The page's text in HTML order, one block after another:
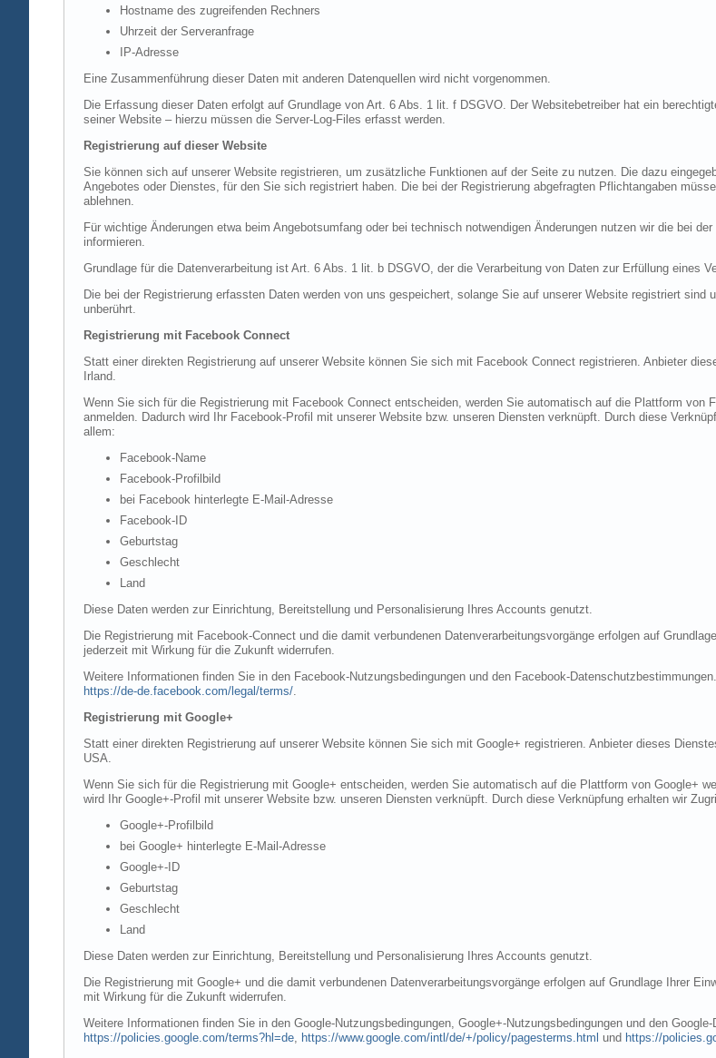
Hostname des zugreifenden Rechners
Uhrzeit der Serveranfrage
IP-Adresse
Eine Zusammenführung dieser Daten mit anderen Datenquellen wird nicht vorgenommen.
Die Erfassung dieser Daten erfolgt auf Grundlage von Art. 6 Abs. 1 lit. f DSGVO. Der Websitebetreiber hat ein
seiner Website – hierzu müssen die Server-Log-Files erfasst werden.
Registrierung auf dieser Website
Sie können sich auf unserer Website registrieren, um zusätzliche Funktionen auf der Seite zu nutzen. Die dazu
Angebotes oder Dienstes, für den Sie sich registriert haben. Die bei der Registrierung abgefragten Pflichtangaben
ablehnen.
Für wichtige Änderungen etwa beim Angebotsumfang oder bei technisch notwendigen Änderungen nutzen wir die bei
informieren.
Grundlage für die Datenverarbeitung ist Art. 6 Abs. 1 lit. b DSGVO, der die Verarbeitung von Daten zur Erfüllung eines
Die bei der Registrierung erfassten Daten werden von uns gespeichert, solange Sie auf unserer Website registriert
unberührt.
Registrierung mit Facebook Connect
Statt einer direkten Registrierung auf unserer Website können Sie sich mit Facebook Connect registrieren. Anbieter
Irland.
Wenn Sie sich für die Registrierung mit Facebook Connect entscheiden, werden Sie automatisch auf die Plattform
anmelden. Dadurch wird Ihr Facebook-Profil mit unserer Website bzw. unseren Diensten verknüpft. Durch diese
allem:
Facebook-Name
Facebook-Profilbild
bei Facebook hinterlegte E-Mail-Adresse
Facebook-ID
Geburtstag
Geschlecht
Land
Diese Daten werden zur Einrichtung, Bereitstellung und Personalisierung Ihres Accounts genutzt.
Die Registrierung mit Facebook-Connect und die damit verbundenen Datenverarbeitungsvorgänge erfolgen auf
jederzeit mit Wirkung für die Zukunft widerrufen.
Weitere Informationen finden Sie in den Facebook-Nutzungsbedingungen und den Facebook-
https://de-de.facebook.com/legal/terms/.
Registrierung mit Google+
Statt einer direkten Registrierung auf unserer Website können Sie sich mit Google+ registrieren. Anbieter dieses
USA.
Wenn Sie sich für die Registrierung mit Google+ entscheiden, werden Sie automatisch auf die Plattform von Google+
wird Ihr Google+-Profil mit unserer Website bzw. unseren Diensten verknüpft. Durch diese Verknüpfung erhalten wir
Google+-Profilbild
bei Google+ hinterlegte E-Mail-Adresse
Google+-ID
Geburtstag
Geschlecht
Land
Diese Daten werden zur Einrichtung, Bereitstellung und Personalisierung Ihres Accounts genutzt.
Die Registrierung mit Google+ und die damit verbundenen Datenverarbeitungsvorgänge erfolgen auf Grundlage Ihrer
mit Wirkung für die Zukunft widerrufen.
Weitere Informationen finden Sie in den Google-Nutzungsbedingungen, Google+-Nutzungsbedingungen und den
https://policies.google.com/terms?hl=de, https://www.google.com/intl/de/+/policy/pagesterms.html und https://